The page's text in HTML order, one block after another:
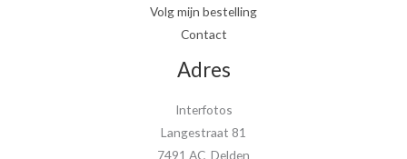
Volg mijn bestelling
Contact
Adres
Interfotos
Langestraat 81
7491 AC Delden